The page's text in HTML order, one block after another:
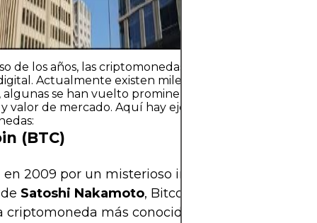
de los años, las criptomonedas han ido más allá de
Actualmente existen miles de ellas en
algunas se han vuelto prominentes debido a su
valor de mercado. Aquí hay ejemplos clave de las
(BTC)
en 2009 por un misterioso individuo o grupo
Satoshi Nakamoto, Bitcoin fue la primera y
criptomoneda más conocida. Fue creado como